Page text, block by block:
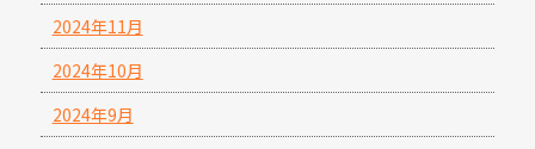
2024年11月
2024年10月
2024年9月